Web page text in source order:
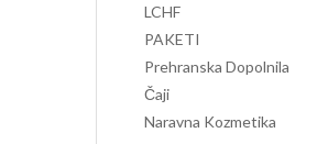
LCHF
PAKETI
Prehranska Dopolnila
Čaji
Naravna Kozmetika